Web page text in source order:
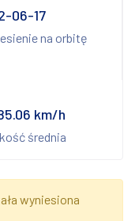
06-17
na orbitę
km/h
średnia
wyniesiona